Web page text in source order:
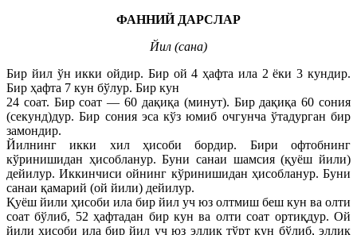
ФАННИЙ ДАРСЛАР
Йил (сана)
Бир йил ўн икки ойдир. Бир ой 4 ҳафта ила 2 ёки 3 кундир.
Бир ҳафта 7 кун бўлур. Бир кун
24 соат. Бир соат — 60 дақиқа (минут). Бир дақиқа 60 сония
(секунд)дур. Бир сония эса кўз юмиб очгунча ўтадурган бир
замондир.
Йилнинг икки хил ҳисоби бордир. Бири офтобнинг
кўринишидан ҳисобланур. Буни санаи шамсия (қуёш йили)
дейилур. Иккинчиси ойнинг кўринишидан ҳисобланур. Буни
санаи қамарий (ой йили) дейилур.
Қуёш йили ҳисоби ила бир йил уч юз олтмиш беш кун ва олти
соат бўлиб, 52 ҳафтадан бир кун ва олти соат ортиқдур. Ой
йили ҳисоби ила бир йил уч юз эллик тўрт кун бўлиб, эллик